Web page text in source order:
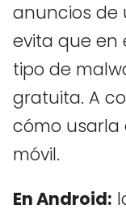
anuncios de
evita que en
tipo de
gratuita. A
cómo usarla
móvil.
En Android: